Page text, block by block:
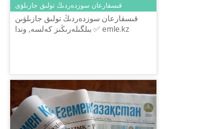
قىسقارعان سوزدەردىڭ تولىق جازىلۋى
قىسقارعان سوزدەردىڭ تولىق جازىلۋىن
بىلگىلەرىڭىز كەلسە, وندا ✅ emle.kz